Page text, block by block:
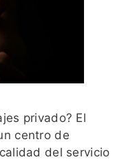
privado? El
centro de
del servicio